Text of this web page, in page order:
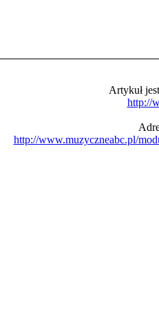
Artykuł
http://
http://www.muzyczneabc.pl/